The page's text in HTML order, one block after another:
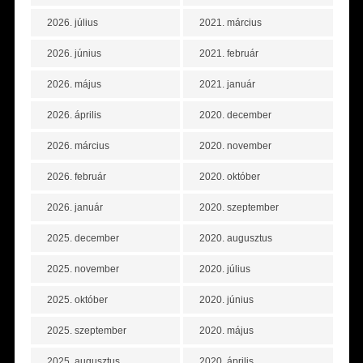
2026. július
2026. június
2026. május
2026. április
2026. március
2026. február
2026. január
2025. december
2025. november
2025. október
2025. szeptember
2021. március
2021. február
2021. január
2020. december
2020. november
2020. október
2020. szeptember
2020. augusztus
2020. július
2020. június
2020. május